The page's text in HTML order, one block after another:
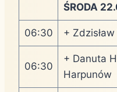
ŚRODA
06:30 +
06:30
+ Danuta
Harpunów